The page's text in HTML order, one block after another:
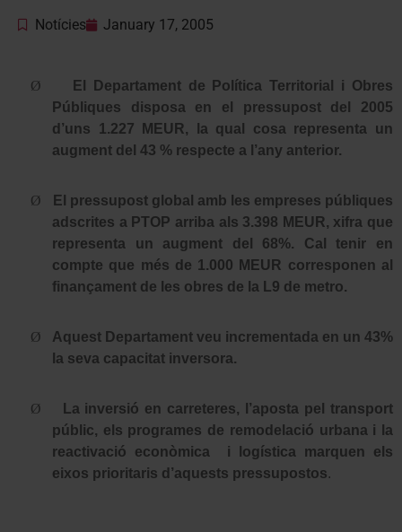
Notícies January 17, 2005
Ø
El Departament de Política Territorial i Obres
Públiques disposa en el pressupost del 2005
d’uns 1.227 MEUR, la qual cosa representa un
augment del 43 % respecte a l’any anterior.
Ø
El pressupost global amb les empreses públiques
adscrites a PTOP arriba als 3.398 MEUR, xifra que
representa un augment del 68%. Cal tenir en
compte que més de 1.000 MEUR corresponen al
finançament de les obres de la L9 de metro.
Ø
Aquest Departament veu incrementada en un 43%
la seva capacitat inversora.
Ø
La inversió en carreteres, l’aposta pel transport
públic, els programes de remodelació urbana i la
reactivació econòmica
i logística marquen els
eixos prioritaris d’aquests pressupostos.